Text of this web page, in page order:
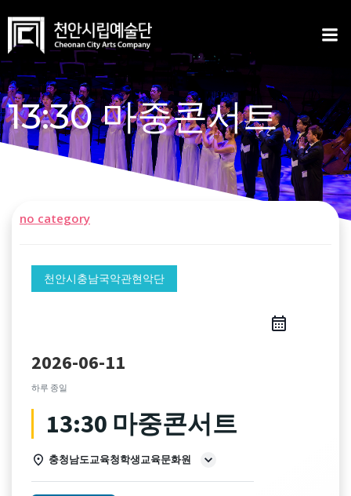
content
13:30 마중콘서트
no category
천안시충남국악관현악단
2026-06-11
하루 종일
13:30 마중콘서트
충청남도교육청학생교육문화원